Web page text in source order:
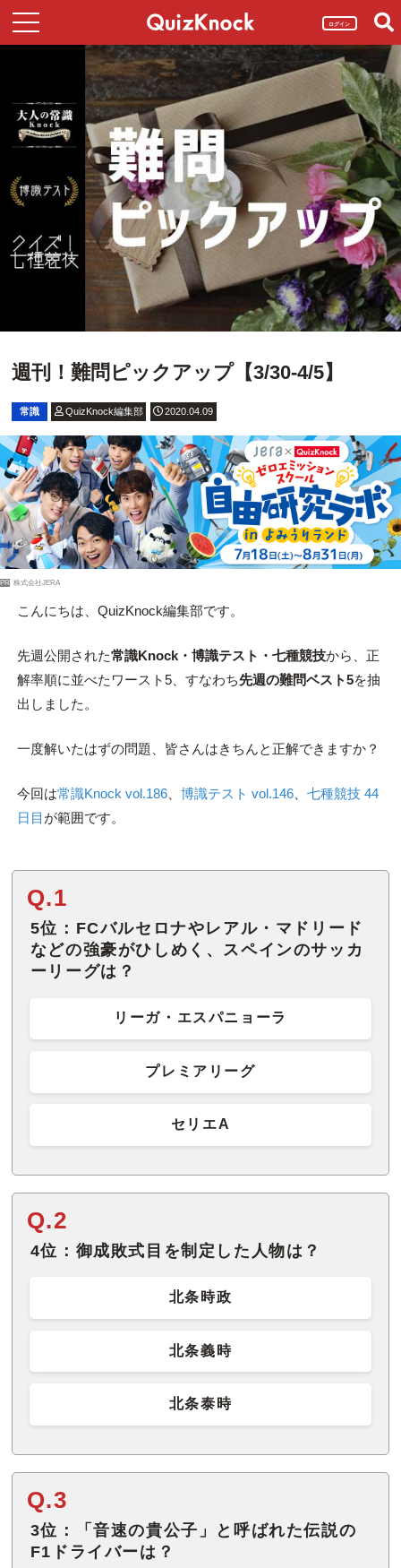
ログイン
週刊！難問ピックアップ【3/30-4/5】
常識 QuizKnock編集部 2020.04.09
PR 株式会社JERA
こんにちは、QuizKnock編集部です。
先週公開された常識Knock・博識テスト・七種競技から、正
解率順に並べたワースト5、すなわち先週の難問ベスト5を抽
出しました。
一度解いたはずの問題、皆さんはきちんと正解できますか？
今回は常識Knock vol.186、 博識テスト vol.146、 七種競技 44
日目 が範囲です。
Q.1
5位：FCバルセロナやレアル・マドリード
などの強豪がひしめく、スペインのサッカ
ーリーグは？
リーガ・エスパニョーラ
プレミアリーグ
セリエA
Q.2
4位：御成敗式目を制定した人物は？
北条時政
北条義時
北条泰時
Q.3
3位：「音速の貴公子」と呼ばれた伝説の
F1ドライバーは？